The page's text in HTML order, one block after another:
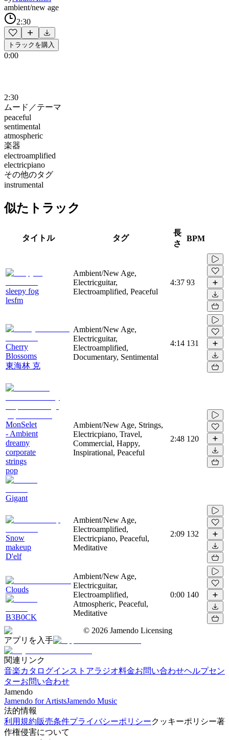
ambient/new age
2:30
トラックを購入
0:00
2:30
ムード／テーマ
peaceful
sentimental
atmospheric
楽器
electroamplified
electricpiano
その他のタグ
instrumental
似たトラック
タイトル タグ
長
さ
BPM
sleepy fog
lesfm
Ambient/New Age,
Electricguitar,
Electroamplified, Peaceful
4:37 93
Cherry
Blossoms
東海林 克
Ambient/New Age,
Electricguitar,
Electroamplified,
Documentary, Sentimental
4:14 131
MonSelet
- Ambient
dreamy
corporate
strings
pop
Gigant
Ambient/New Age, Strings,
Electricpiano, Travel,
Commercial, Happy,
Inspirational, Peaceful
2:48 120
Snow
makeup
D'elf
Ambient/New Age,
Electroamplified,
Electricpiano, Peaceful,
Meditative
2:09 132
Clouds
B3B0CK
Ambient/New Age,
Electricguitar,
Electroamplified,
Atmospheric, Peaceful,
Meditative
0:00 140
© 2026 Jamendo Licensing
アプリを入手
関連リンク
音楽カタログインストアラジオ料金お問い合わせヘルプセン
ターお問い合わせ
Jamendo
Jamendo for ArtistsJamendo Music
法的情報
利用規約販売条件プライバシーポリシークッキーポリシー著
作権侵害について